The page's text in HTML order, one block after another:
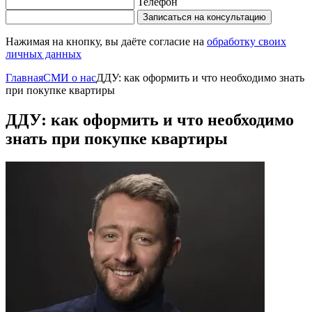
Записаться на консультацию
Нажимая на кнопку, вы даёте согласие на обработку своих
личных данных
ГлавнаяСМИ о насДДУ: как оформить и что необходимо знать
при покупке квартиры
ДДУ: как оформить и что необходимо
знать при покупке квартиры